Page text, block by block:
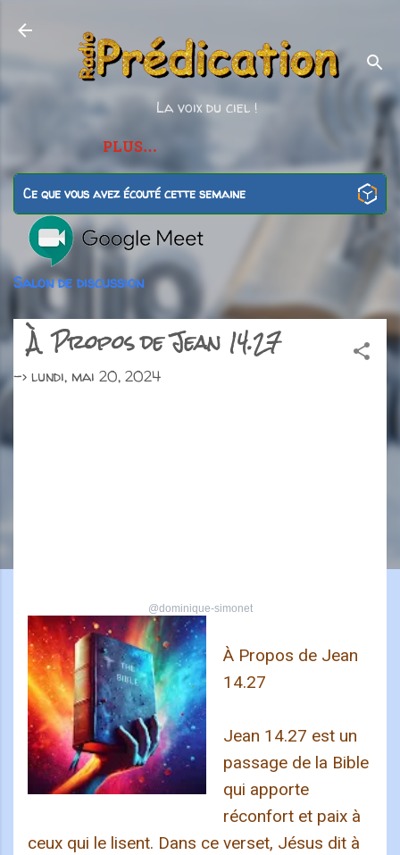
La voix du ciel !
PLUS…
Ce que vous avez écouté cette semaine
Salon de discussion
À Propos de Jean 14.27
-> lundi, mai 20, 2024
@dominique-simonet
À Propos de Jean
14.27
Jean 14.27 est un
passage de la Bible
qui apporte
réconfort et paix à
ceux qui le lisent. Dans ce verset, Jésus dit à